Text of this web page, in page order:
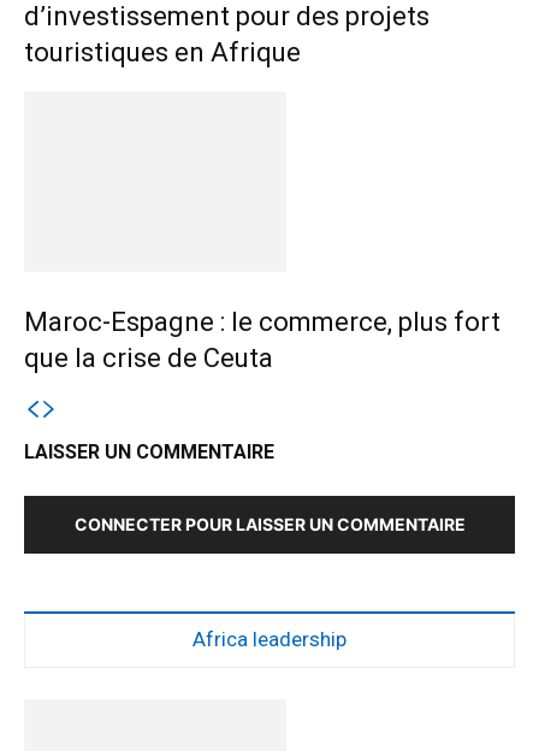
d’investissement pour des projets
touristiques en Afrique
Maroc-Espagne : le commerce, plus fort
que la crise de Ceuta
LAISSER UN COMMENTAIRE
CONNECTER POUR LAISSER UN COMMENTAIRE
Africa leadership